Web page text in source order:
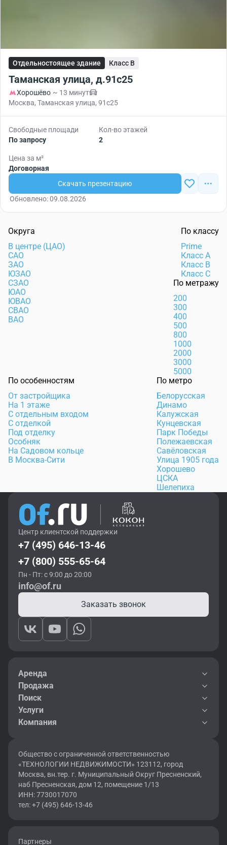
Отдельностоящее здание Класс B
Таманская улица, д.91с25
Хорошёво ~ 13 минут
Москва, Таманская улица, 91с25
Свободные площади
По запросу
Кол-во этажей
2
Цена за м²
Договорная
Скачать презентацию
Обновлено: 09.08.2026
Округа
В центре (ЦАО)
САО
ЗАО
ЮЗАО
СЗАО
ЮАО
ЮВАО
СВАО
ВАО
По классу
Prime
Класс А
Класс В
Класс С
По метражу
200
300
400
500
800
1000
2000
3000
5000
По особенностям
От застройщика
На 1 этаже
С отдельным входом
С отделкой
Под отделку
Особняк
На Садовом кольце
В Москва-Сити
По метро
Белорусская
Динамо
Калужская
Кунцевская
Парк Победы
Полежаевская
Савёловская
Улица 1905 года
Хорошево
ЦСКА
Шелепиха
Центр клиентской поддержки
+7 (495) 646-13-46
+7 (800) 555-65-64
Пн - Пт: с 9:00 до 20:00
info@of.ru
Заказать звонок
Аренда
Продажа
Поиск
Услуги
Компания
Общество с ограниченной ответственностью
«ТЕХНОЛОГИИ НЕДВИЖИМОСТИ» 123112, город
Москва, вн.тер. г. Муниципальный Округ Пресненский,
наб Пресненская, дом 12, помещение 1/13
ИНН: 7730017070
тел: +7 (495) 646-13-46
Партнеры